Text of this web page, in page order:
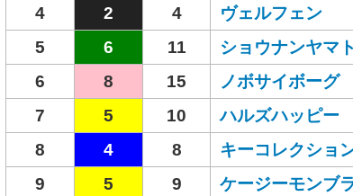
4
2 4 ヴェルフェン
5
6 11 ショウナンヤマト
6
8 15 ノボサイボーグ
7
5 10 ハルズハッピー
8
4 8 キーコレクショ
9
5 9 ケージーモンブ